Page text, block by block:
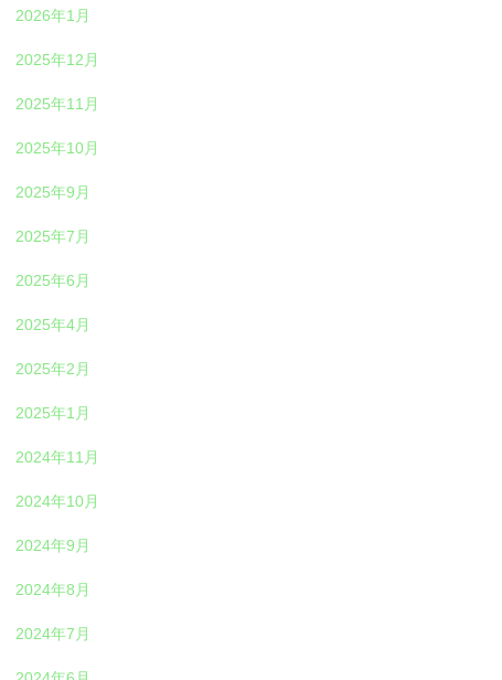
2026年1月
2025年12月
2025年11月
2025年10月
2025年9月
2025年7月
2025年6月
2025年4月
2025年2月
2025年1月
2024年11月
2024年10月
2024年9月
2024年8月
2024年7月